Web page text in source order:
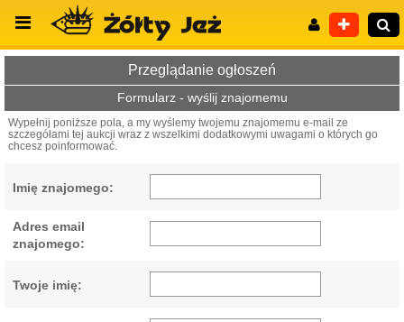
Wyszukiwanie zaawansowane
Przeglądanie ogłoszeń
Formularz - wyślij znajomemu
Wypełnij poniższe pola, a my wyślemy twojemu znajomemu e-mail ze
szczegółami tej aukcji wraz z wszelkimi dodatkowymi uwagami o których go
chcesz poinformować.
Imię znajomego:
Adres email
znajomego:
Twoje imię: